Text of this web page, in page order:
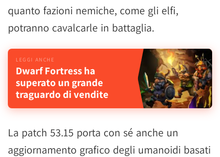
quanto fazioni nemiche, come gli elfi,
potranno cavalcarle in battaglia.
Dwarf Fortress ha
superato un grande
traguardo di vendite
La patch 53.15 porta con sé anche un
aggiornamento grafico degli umanoidi basati